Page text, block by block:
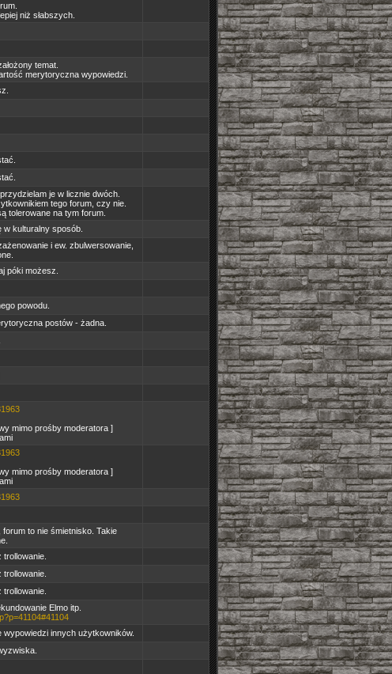
niż słabszych.
temat.
merytoryczna wypowiedzi.
je w licznie dwóch.
tego forum, czy nie.
tolerowane na tym forum.
w kulturalny sposób.
i ew. zbulwersowanie,
póki możesz.
powodu.
postów - żadna.
mimo prośby moderatora ]
mimo prośby moderatora ]
to nie śmietnisko. Takie
Elmo itp.
innych użytkowników.